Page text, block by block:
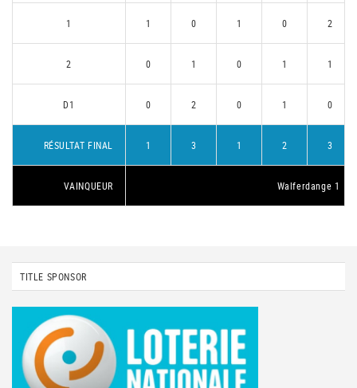
1 1 0 1 0 2
2 0 1 0 1 1
D1 0 2 0 1 0
RÉSULTAT FINAL 1 3 1 2 3
VAINQUEUR Walferdange 1
TITLE SPONSOR